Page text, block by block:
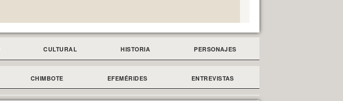
CULTURAL HISTORIA PERSONAJES
CHIMBOTE EFEMÉRIDES ENTREVISTAS